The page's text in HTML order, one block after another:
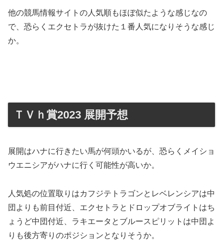
他の競馬情報サイトの人気順もほぼ似たような感じなの
で、恐らくエクセトラが抜けた１番人気になりそうな感じ
か。
ＴＶｈ賞2023 展開予想
展開はハナに行きたい馬が何頭かいるが、恐らくメイショ
ウエニシアがハナに行く可能性が高いか。
人気処の位置取りはカフジテトラゴンとレベレンシアは中
団よりも前目付近、エクセトラとドロップオブライトはち
ょうど中団付近、ラキエータとブルースピリットは中団よ
りも後方寄りのポジションとなりそうか。